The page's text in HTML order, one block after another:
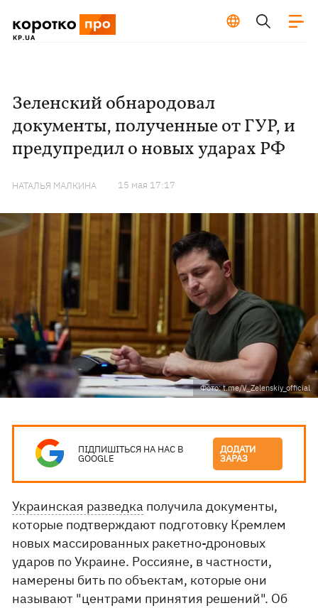
Зеленский обнародовал
документы, полученные от ГУР, и
предупредил о новых ударах РФ
НАТАЛЬЯ МАЛКИНА 15 мая 17:17
Фото: t.me/V_Zelenskiy_official
ПІДПИШІТЬСЯ НА НАС В
GOOGLE
ДОДАТИ
ЗАРАЗ
Украинская разведка получила документы,
которые подтверждают подготовку Кремлем
новых массированных ракетно-дроновых
ударов по Украине. Россияне, в частности,
намерены бить по объектам, которые они
называют "центрами принятия решений". Об